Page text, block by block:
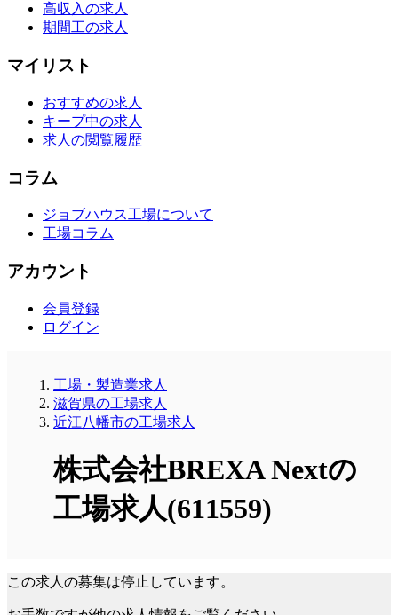
高収入の求人
期間工の求人
マイリスト
おすすめの求人
キープ中の求人
求人の閲覧履歴
コラム
ジョブハウス工場について
工場コラム
アカウント
会員登録
ログイン
工場・製造業求人
滋賀県の工場求人
近江八幡市の工場求人
株式会社BREXA Nextの
工場求人(611559)
この求人の募集は停止しています。